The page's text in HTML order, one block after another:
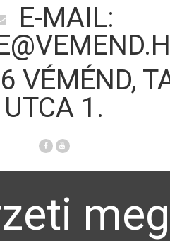
E-MAIL:
VÉMÉND,
UTCA 1.